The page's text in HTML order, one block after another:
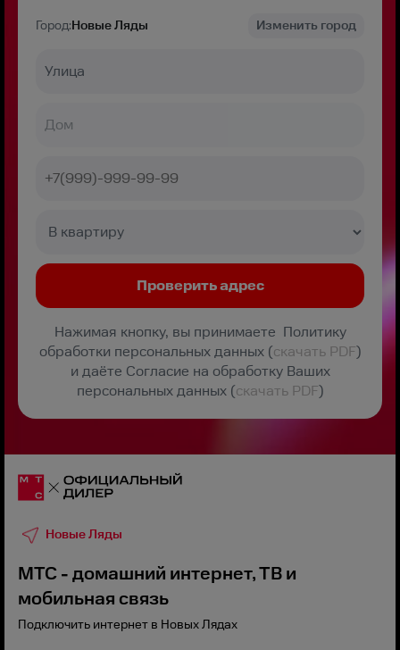
Город:Новые Ляды Изменить город
Нажимая кнопку, вы принимаете Политику
обработки персональных данных (скачать PDF)
и даёте Согласие на обработку Ваших
персональных данных (скачать PDF)
Новые Ляды
МТС - домашний интернет, ТВ и
мобильная связь
Подключить интернет в Новых Лядах